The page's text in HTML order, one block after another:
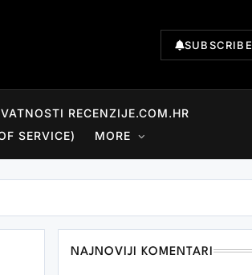
SUBSCRIBE
RECENZIJE.COM.HR
SERVICE) MORE
NAJNOVIJI KOMENTARI